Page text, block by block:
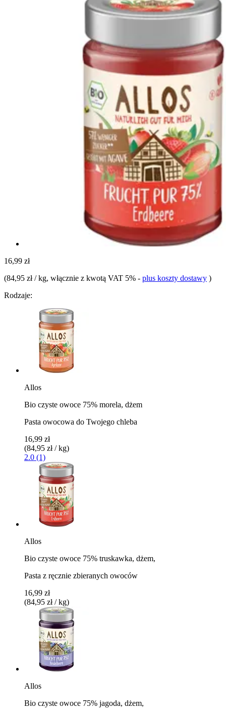
16,99 zł
(84,95 zł / kg, włącznie z kwotą VAT 5% - plus koszty dostawy )
Rodzaje:
Allos
Bio czyste owoce 75% morela, dżem
Pasta owocowa do Twojego chleba
16,99 zł
(84,95 zł / kg)
2.0 (1)
Allos
Bio czyste owoce 75% truskawka, dżem,
Pasta z ręcznie zbieranych owoców
16,99 zł
(84,95 zł / kg)
Allos
Bio czyste owoce 75% jagoda, dżem,